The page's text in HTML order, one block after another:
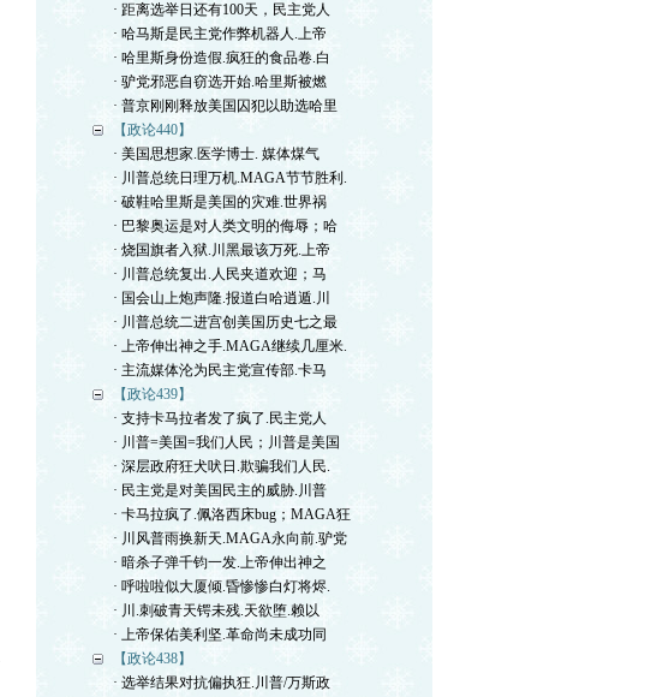
· 距离选举日还有100天，民主党人
· 哈马斯是民主党作弊机器人.上帝
· 哈里斯身份造假.疯狂的食品卷.白
· 驴党邪恶自窃选开始.哈里斯被燃
· 普京刚刚释放美国囚犯以助选哈里
【政论440】
· 美国思想家.医学博士. 媒体煤气
· 川普总统日理万机.MAGA节节胜利.
· 破鞋哈里斯是美国的灾难.世界祸
· 巴黎奥运是对人类文明的侮辱；哈
· 烧国旗者入狱.川黑最该万死.上帝
· 川普总统复出.人民夹道欢迎；马
· 国会山上炮声隆.报道白哈逍遁.川
· 川普总统二进宫创美国历史七之最
· 上帝伸出神之手.MAGA继续几厘米.
· 主流媒体沦为民主党宣传部.卡马
【政论439】
· 支持卡马拉者发了疯了.民主党人
· 川普=美国=我们人民；川普是美国
· 深层政府狂犬吠日.欺骗我们人民.
· 民主党是对美国民主的威胁.川普
· 卡马拉疯了.佩洛西床bug；MAGA狂
· 川风普雨换新天.MAGA永向前.驴党
· 暗杀子弹千钧一发.上帝伸出神之
· 呼啦啦似大厦倾.昏惨惨白灯将烬.
· 川.刺破青天锷未残.天欲堕.赖以
· 上帝保佑美利坚.革命尚未成功同
【政论438】
· 选举结果对抗偏执狂.川普/万斯政